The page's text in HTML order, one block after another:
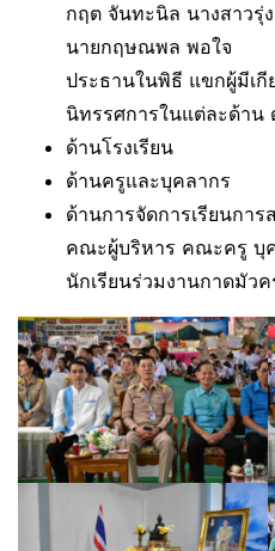
กฤต จันทะนิล นางสาวรุ่
นายกฤษณพล พอใจ
ประธานในพิธี แขกผู้มีเกี
นิทรรศการในแต่ละด้าน
ด้านโรงเรียน
ด้านครูและบุคลากร
ด้านการจัดการเรียนกา
คณะผู้บริหาร คณะครู บุ
นักเรียนร่วมงานกาดมั